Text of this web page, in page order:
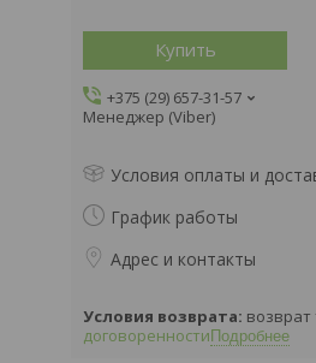
Купить
+375 (29) 657-31-57
Менеджер (Viber)
Условия оплаты и
График работы
Адрес и контакты
возврат
договоренности Подробнее